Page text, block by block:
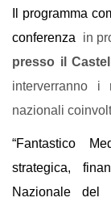
Il programma
conferenza
in
presso il
interverranno i
nazionali
“Fantastico
strategica,
Nazionale del